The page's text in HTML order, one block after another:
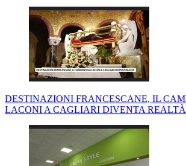
DESTINAZIONI FRANCESCANE, IL
LACONI A CAGLIARI DIVENTA REALTÀ